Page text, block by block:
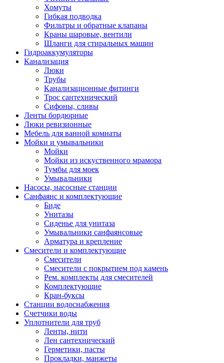
Хомуты
Гибкая подводка
Фильтры и обратные клапаны
Краны шаровые, вентили
Шланги для стиральных машин
Гидроаккумуляторы
Канализация
Люки
Трубы
Канализационные фитинги
Трос сантехнический
Сифоны, сливы
Ленты бордюрные
Люки ревизионные
Мебель для ванной комнаты
Мойки и умывальники
Мойки
Мойки из искуственного мрамора
Тумбы для моек
Умывальники
Насосы, насосные станции
Санфаянс и комплектующие
Биде
Унитазы
Сиденье для унитаза
Умывальники санфаянсовые
Арматура и крепление
Смесители и комплектующие
Смесители
Смесители с покрытием под камень
Рем. комплекты для смесителей
Комплектующие
Кран-буксы
Станции водоснабжения
Счетчики воды
Уплотнители для труб
Ленты, нити
Лен сантехнический
Герметики, пасты
Прокладки, манжеты